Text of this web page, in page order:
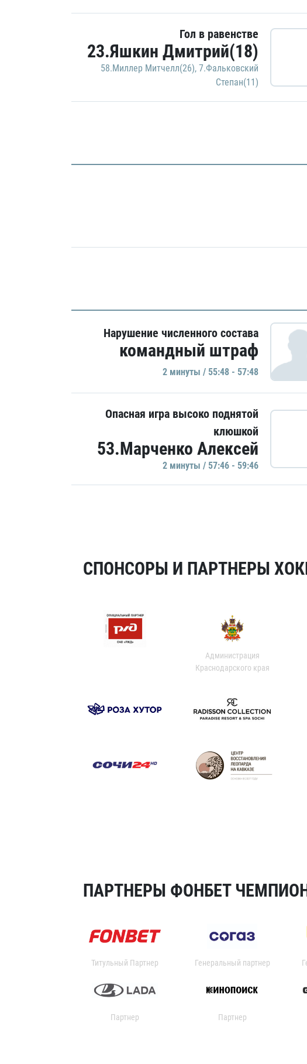
Гол в равенстве
23.Яшкин Дмитрий(18)
58.Миллер Митчелл(26), 7.Фальковский
Степан(11)
Нарушение численного состава
командный штраф
2 минуты / 55:48 - 57:48
Опасная игра высоко поднятой
клюшкой
53.Марченко Алексей
2 минуты / 57:46 - 59:46
СПОНСОРЫ И ПАРТНЕРЫ
Администрация
Краснодарского края
ПАРТНЕРЫ ФОНБЕТ
Титульный Партнер Генеральный партнер
Партнер Партнер